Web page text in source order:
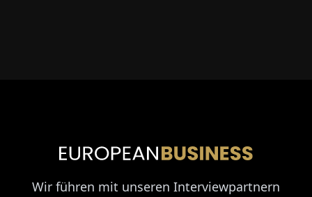
Wir führen mit unseren Interviewpartnern